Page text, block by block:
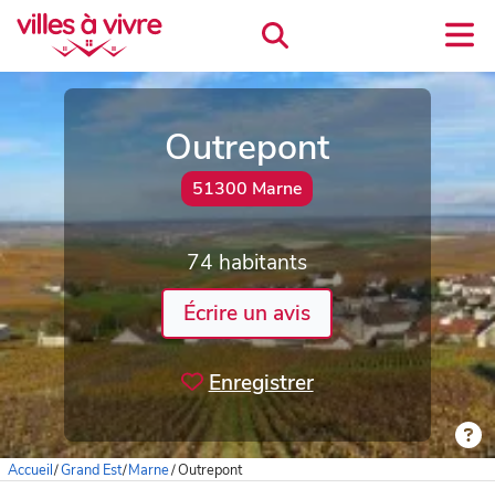
Outrepont
51300 Marne
74 habitants
Écrire un avis
Enregistrer
Accueil/Grand Est/Marne/Outrepont